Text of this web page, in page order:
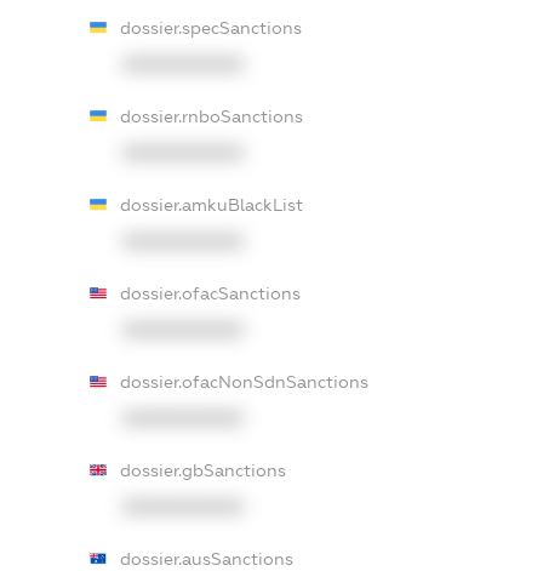
dossier.specSanctions
dossier.rnboSanctions
dossier.amkuBlackList
dossier.ofacSanctions
dossier.ofacNonSdnSanctions
dossier.gbSanctions
dossier.ausSanctions